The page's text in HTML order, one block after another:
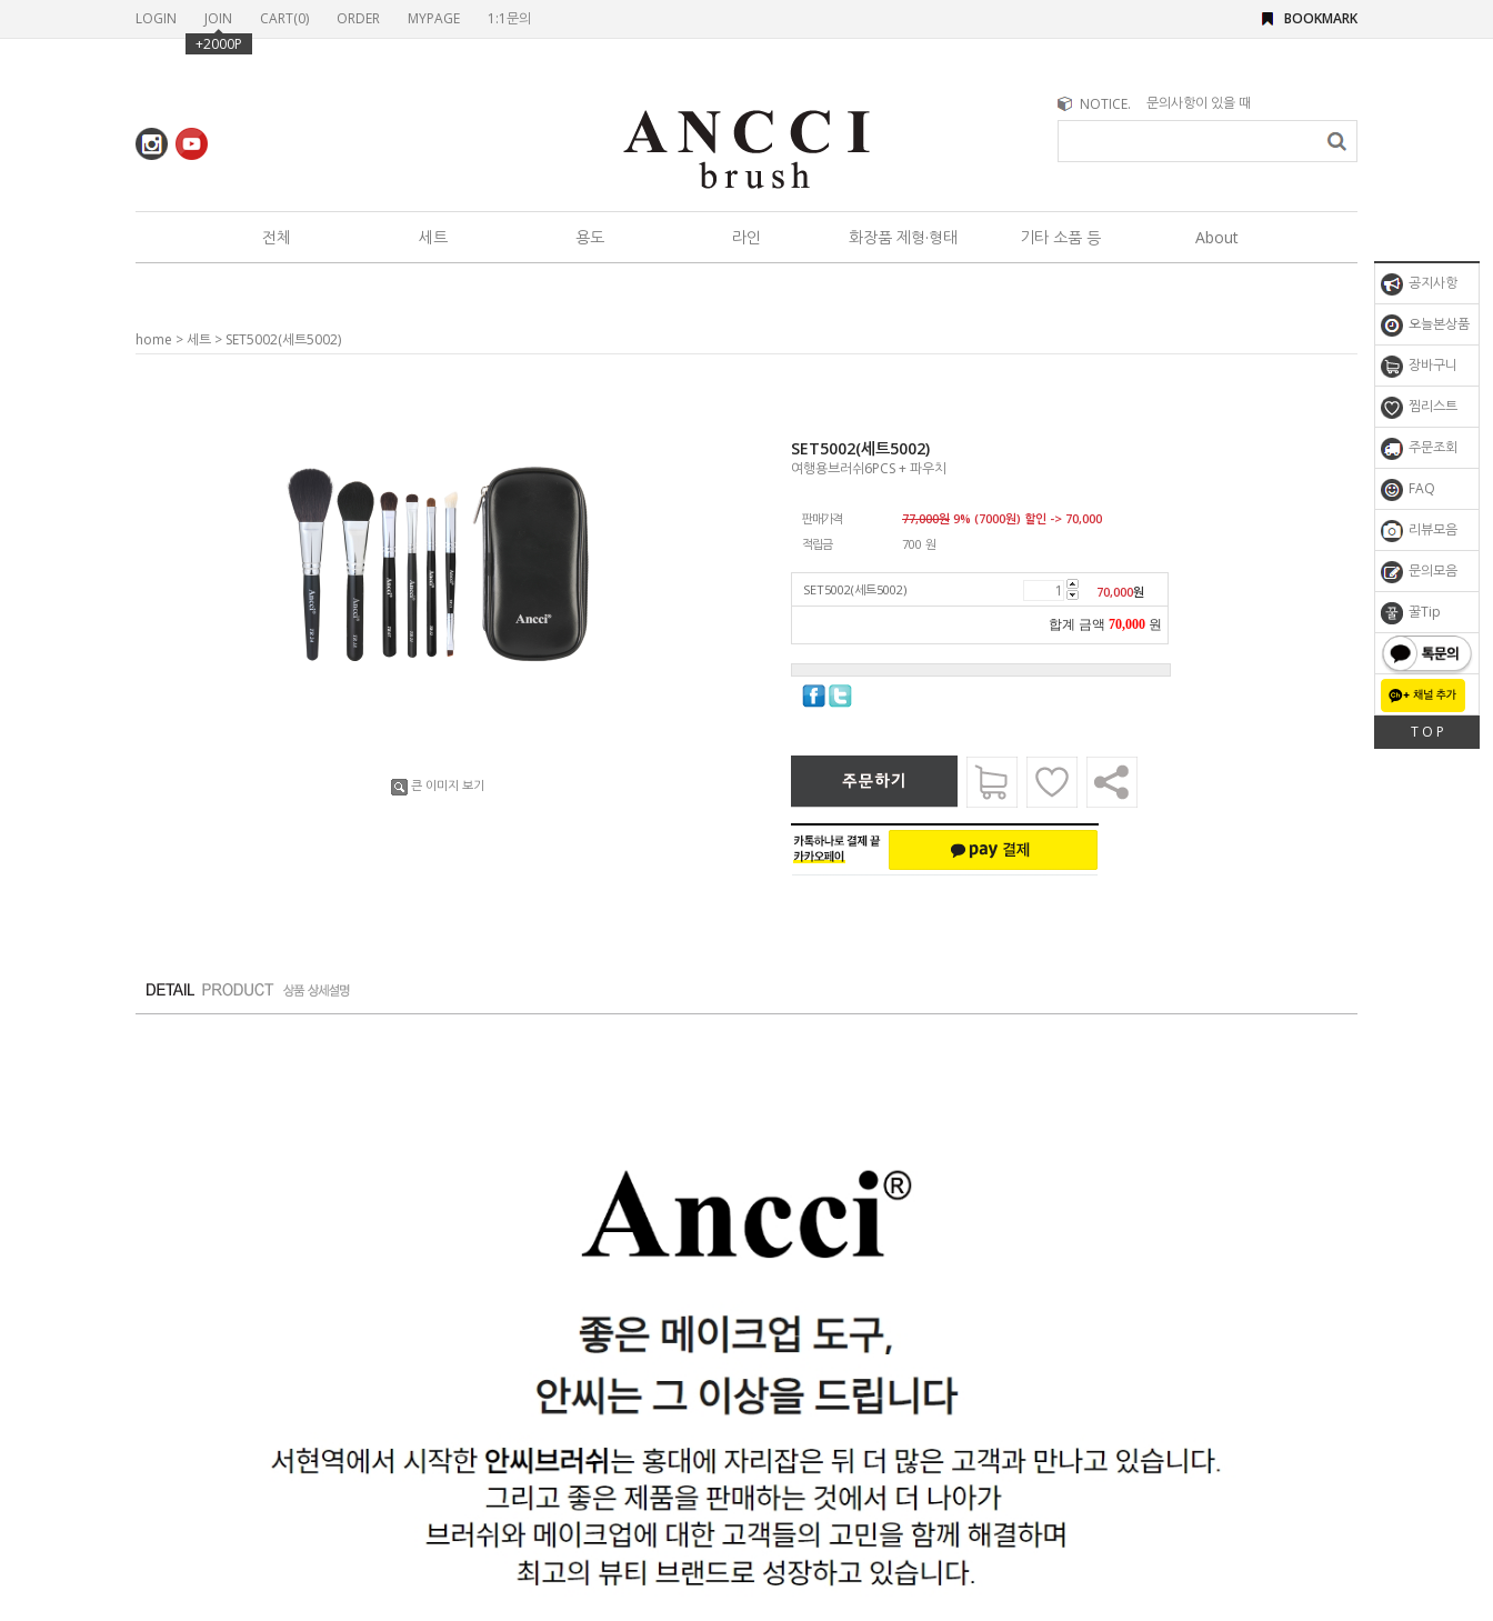
공지사항
오늘본상품
장바구니
찜리스트
주문조회
FAQ
리뷰모음
문의모음
꿀Tip
톡문의
T O P
LOGIN
JOIN
+2000P
CART(0) ORDER MYPAGE 1:1문의 BOOKMARK
NOTICE.
문의사항이 있을 때
브러쉬 구매시 참고사항
전체 세트 용도 라인 화장품 제형·형태 기타 소품 등 About
home > 세트 > SET5002(세트5002)
큰 이미지 보기
SET5002(세트5002)
여행용브러쉬6PCS + 파우치
판매가격 77,000원 9% (7000원) 할인 -> 70,000
적립금
700 원
SET5002(세트5002) 70,000원
합계 금액 70,000 원